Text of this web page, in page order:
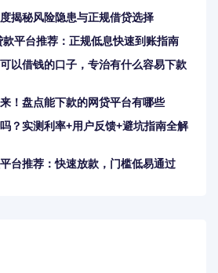
揭秘风险隐患与正规借贷选择
平台推荐：正规低息快速到账指南
以借钱的口子，专治有什么容易下款
！盘点能下款的网贷平台有哪些
？实测利率+用户反馈+避坑指南全解
台推荐：快速放款，门槛低易通过